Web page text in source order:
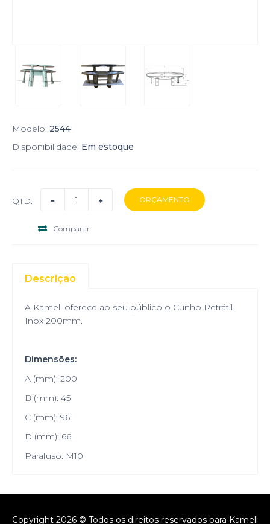
Modelo: 2544
Disponibilidade: Em estoque
QTD:
Comparar
Descrição
A Kamell oferece ao seu público o Cunho Retrátil
Inox 200mm.
Dimensões:
A (mm): 200
B (mm): 45
C (mm): 96
D (mm): 66
Parafuso: M10
Copyright 2026 © Todos os direitos reservados para Kamell